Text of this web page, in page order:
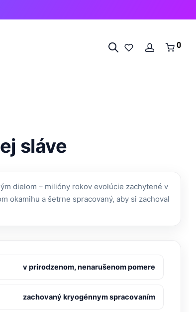
0
sláve
dielom – milióny rokov evolúcie zachytené v
okamihu a šetrne spracovaný, aby si zachoval
v prirodzenom, nenarušenom pomere
zachovaný kryogénnym spracovaním